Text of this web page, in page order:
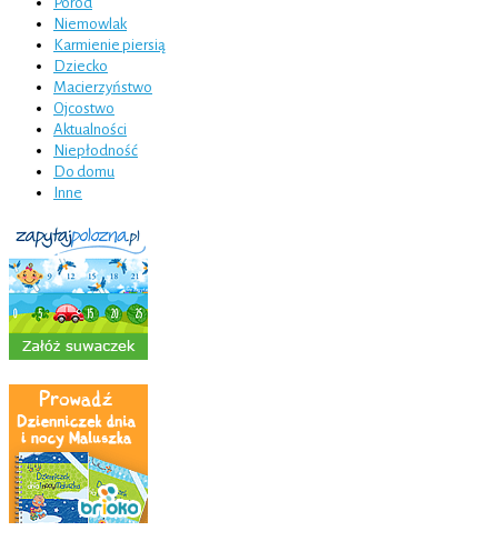
Niemowlak
Karmienie piersią
Dziecko
Macierzyństwo
Ojcostwo
Aktualności
Niepłodność
Do domu
Inne